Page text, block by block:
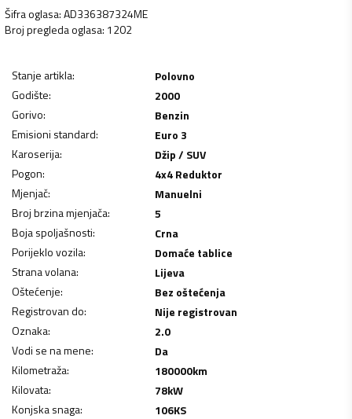
Šifra oglasa:AD336387324ME
Broj pregleda oglasa: 1202
Stanje artikla:
Polovno
Godište:
2000
Gorivo:
Benzin
Emisioni standard:
Euro 3
Karoserija:
Džip / SUV
Pogon:
4x4 Reduktor
Mjenjač:
Manuelni
Broj brzina mjenjača:
5
Boja spoljašnosti:
Crna
Porijeklo vozila:
Domaće tablice
Strana volana:
Lijeva
Oštećenje:
Bez oštećenja
Registrovan do:
Nije registrovan
Oznaka:
2.0
Vodi se na mene:
Da
Kilometraža: 180000km
Kilovata: 78kW
Konjska snaga: 106KS